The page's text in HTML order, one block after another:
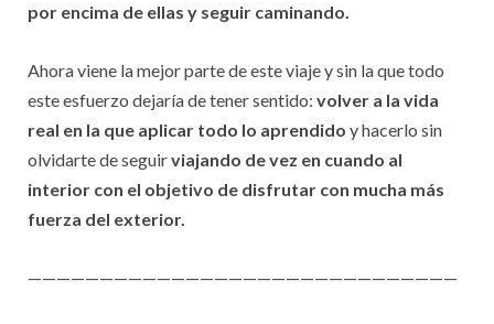
por encima de ellas y seguir caminando.
Ahora viene la mejor parte de este viaje y sin la que todo
este esfuerzo dejaría de tener sentido: volver a la vida
real en la que aplicar todo lo aprendido y hacerlo sin
olvidarte de seguirviajando de vez en cuando al
interior con el objetivo de disfrutar con mucha más
fuerza del exterior.
——————————————————————————————